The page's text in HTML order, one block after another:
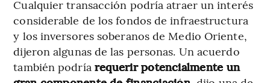
Cualquier transacción podría atraer un interés
considerable de los fondos de infraestructura
y los inversores soberanos de Medio Oriente,
dijeron algunas de las personas. Un acuerdo
también podría requerir potencialmente un